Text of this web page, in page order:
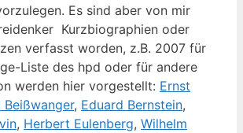
Es sind aber von mir
Kurz­bio­gra­phien oder
ver­fasst wor­den, z.B. 2007 für
Lis­te des hpd oder für ande­re
wer­den hier vor­ge­stellt: Ernst
Beiß­wan­ger, Edu­ard Bern­stein,
, Her­bert Eulen­berg, Wil­helm